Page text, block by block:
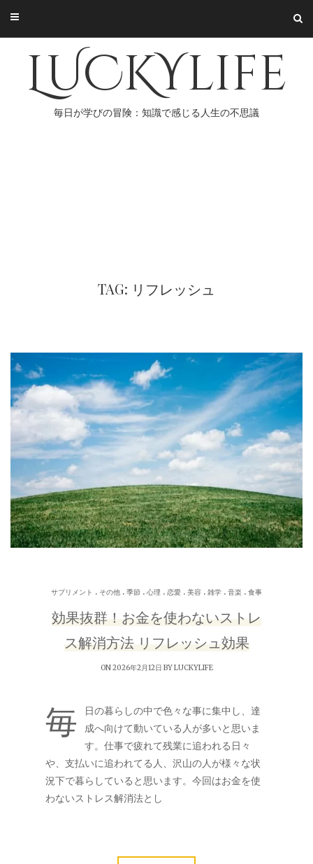
content
LUCKYlife
毎日が学びの冒険：知識で感じる人生の不思議
TAG: リフレッシュ
サプリメント . その他 . 季節 . 心理 . 恋愛 . 美容 . 雑学 . 音楽 . 食事
効果抜群！お金を使わないストレ
ス解消方法 リフレッシュ効果
ON 2026年2月12日 BYLUCKYLIFE
毎
日の暮らしの中で色々な事に集中し、達
成へ向けて動いている人が多いと思いま
す。仕事で疲れて残業に追われる日々
や、支払いに追われてる人、沢山の人が様々な状
況下で暮らしていると思います。今回はお金を使
わないストレス解消法とし